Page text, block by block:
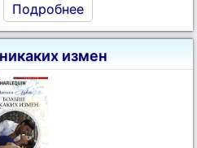
Подробнее
измен